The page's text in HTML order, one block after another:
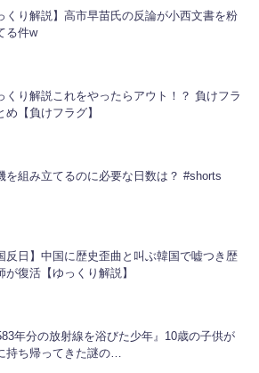
くり解説】高市早苗氏の反論が小西文書を粉
る件w
くり解説これをやったらアウト！？ 負けフラ
め【負けフラグ】
を組み立てるのに必要な日数は？ #shorts
反日】中国に歴史歪曲と叫ぶ韓国で嘘つき歴
が復活【ゆっくり解説】
年分の放射線を浴びた少年』10歳の子供が
持ち帰ってきた謎の…